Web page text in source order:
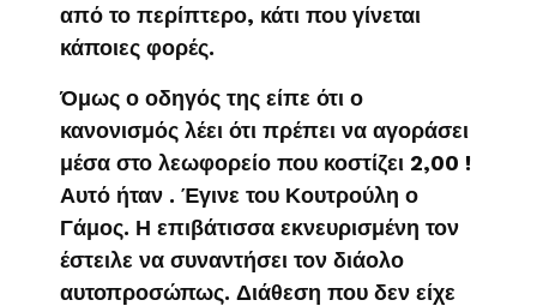
από το περίπτερο, κάτι που γίνεται
κάποιες φορές.
Όμως ο οδηγός της είπε ότι ο
κανονισμός λέει ότι πρέπει να αγοράσει
μέσα στο λεωφορείο που κοστίζει 2,00 !
Αυτό ήταν . Έγινε του Κουτρούλη ο
Γάμος. Η επιβάτισσα εκνευρισμένη τον
έστειλε να συναντήσει τον διάολο
αυτοπροσώπως. Διάθεση που δεν είχε